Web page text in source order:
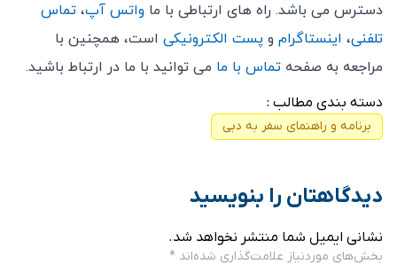
دسترس می باشد. راه های ارتباطی با ما واتس آپ، تماس
تلفنی، اینستاگرام و پست الکترونیکی است، همچنین با
مراجعه به صفحه تماس با ما می توانید با ما در ارتباط باشید.
دسته بندی مطالب :
برنامه و راهنمای سفر به دبی
دیدگاهتان را بنویسید
نشانی ایمیل شما منتشر نخواهد شد.
بخش‌های موردنیاز علامت‌گذاری شده‌اند *